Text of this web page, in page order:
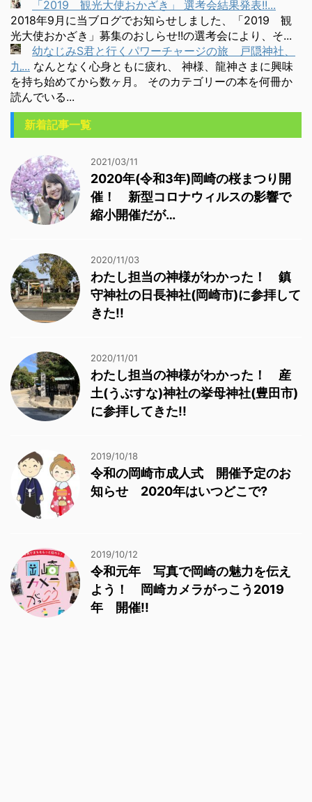
「2019 観光大使おかざき」 選考会結果発表!!...
2018年9月に当ブログでお知らせしました、「2019 観
光大使おかざき」募集のおしらせ!!の選考会により、そ...
幼なじみS君と行くパワーチャージの旅 戸隠神社、
九... なんとなく心身ともに疲れ、 神様、龍神さまに興味
を持ち始めてから数ヶ月。 そのカテゴリーの本を何冊か
読んでいる...
新着記事一覧
2021/03/11
2020年(令和3年)岡崎の桜まつり開
催！ 新型コロナウィルスの影響で
縮小開催だが…
2020/11/03
わたし担当の神様がわかった！ 鎮
守神社の日長神社(岡崎市)に参拝して
きた!!
2020/11/01
わたし担当の神様がわかった！ 産
土(うぶすな)神社の挙母神社(豊田市)
に参拝してきた!!
2019/10/18
令和の岡崎市成人式 開催予定のお
知らせ 2020年はいつどこで?
2019/10/12
令和元年 写真で岡崎の魅力を伝え
よう！ 岡崎カメラがっこう2019
年 開催!!